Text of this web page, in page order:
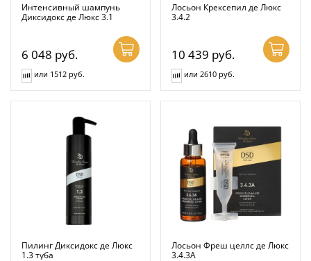
Интенсивный шампунь
Диксидокс де Люкс 3.1
6 048 руб.
или 1512 руб.
Лосьон Крексепил де Люкс
3.4.2
10 439 руб.
или 2610 руб.
Пилинг Диксидокс де Люкс
1.3 туба
Лосьон Фреш целлс де Люкс
3.4.3А